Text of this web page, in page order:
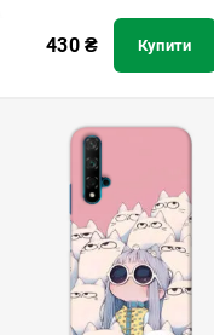
430₴ Купити